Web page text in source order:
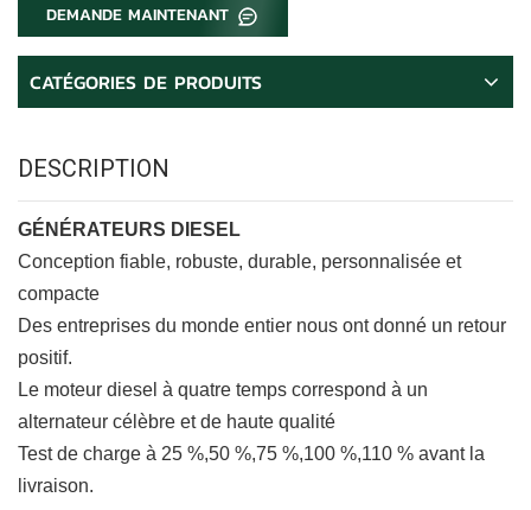
DEMANDE MAINTENANT
CATÉGORIES DE PRODUITS
DESCRIPTION
GÉNÉRATEURS DIESEL
Conception fiable, robuste, durable, personnalisée et
compacte
Des entreprises du monde entier nous ont donné un retour
positif.
Le moteur diesel à quatre temps correspond à un
alternateur célèbre et de haute qualité
Test de charge à 25 %,50 %,75 %,100 %,110 % avant la
livraison.